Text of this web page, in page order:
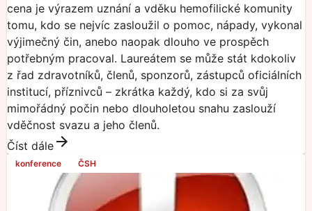
cena je výrazem uznání a vděku hemofilické komunity
tomu, kdo se nejvíc zasloužil o pomoc, nápady, vykonal
výjimečný čin, anebo naopak dlouho ve prospěch
potřebným pracoval. Laureátem se může stát kdokoliv
z řad zdravotníků, členů, sponzorů, zástupců oficiálních
institucí, příznivců – zkrátka každý, kdo si za svůj
mimořádný počin nebo dlouholetou snahu zaslouží
vděčnost svazu a jeho členů.
Číst dále
konference ČSH